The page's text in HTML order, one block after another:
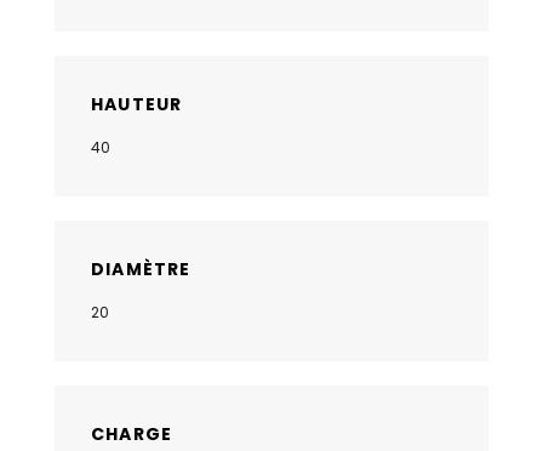
HAUTEUR
40
DIAMÈTRE
20
CHARGE